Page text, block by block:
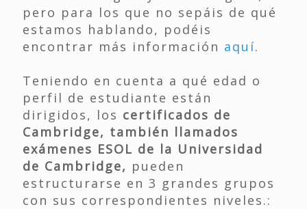
pero para los que no sepáis de qué
estamos hablando, podéis
encontrar más información aquí.
Teniendo en cuenta a qué edad o
perfil de estudiante están
dirigidos, los certificados de
Cambridge, también llamados
exámenes ESOL de la Universidad
de Cambridge, pueden
estructurarse en 3 grandes grupos
con sus correspondientes niveles.: